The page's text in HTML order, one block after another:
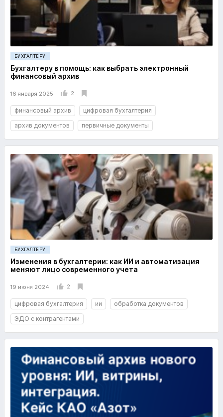
БУХГАЛТЕРУ
Бухгалтеру в помощь: как выбрать электронный
финансовый архив
16 января 2025 2
финансовый архив
цифровая бухгалтерия
архив документов
первичные документы
БУХГАЛТЕРУ
Изменения в бухгалтерии: как ИИ и автоматизация
меняют лицо современного учета
19 июня 2024 2
цифровая бухгалтерия ии
обработка документов
ЭДО с контрагентами